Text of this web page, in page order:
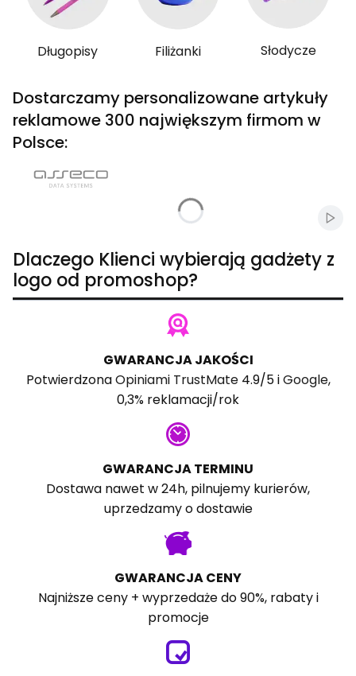
Długopisy Filiżanki Słodycze
Dostarczamy personalizowane artykuły
reklamowe 300 największym firmom w
Polsce:
Dlaczego Klienci wybierają gadżety z
logo od promoshop?
GWARANCJA JAKOŚCI
PotwierdzonaOpiniami TrustMate4.9/5 iGoogle,
0,3% reklamacji/rok
GWARANCJA TERMINU
Dostawa nawet w 24h, pilnujemy kurierów,
uprzedzamy o dostawie
GWARANCJA CENY
Najniższe ceny + wyprzedaże do 90%, rabaty i
promocje